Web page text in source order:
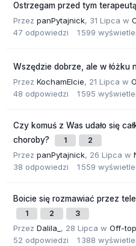
Ostrzegam przed tym terapeutą
Przez panPytajnick, 31 Lipca w
47 odpowiedzi 1 599
Wszędzie dobrze, ale w łóżku
Przez KochamElcie, 21 Lipca w
48 odpowiedzi 1 595
Czy komuś z Was udało się
choroby?
1 2
Przez panPytajnick, 26 Lipca w
38 odpowiedzi 1 559
Boicie się rozmawiać przez
1 2 3
Przez Dalila_ , 28 Lipca w Off-
52 odpowiedzi 1 388